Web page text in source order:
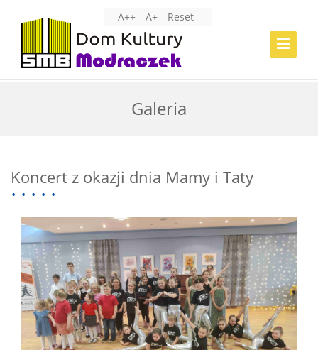
A++ A+ Reset
Toggle
Galeria
Koncert z okazji dnia Mamy i Taty